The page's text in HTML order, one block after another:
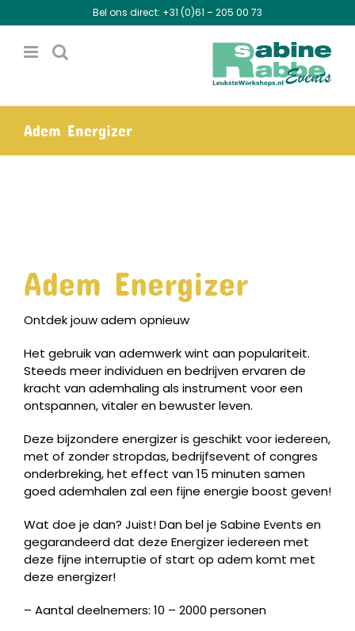
naar
inhoud
Bel ons direct: +31 (0)61 – 205 00 73
Adem Energizer
Adem Energizer
Ontdek jouw adem opnieuw
Het gebruik van ademwerk wint aan populariteit.
Steeds meer individuen en bedrijven ervaren de
kracht van ademhaling als instrument voor een
ontspannen, vitaler en bewuster leven.
Deze bijzondere energizer is geschikt voor iedereen,
met of zonder stropdas, bedrijfsevent of congres
onderbreking, het effect van 15 minuten samen
goed ademhalen zal een fijne energie boost geven!
Wat doe je dan? Juist! Dan bel je Sabine Events en
gegarandeerd dat deze Energizer iedereen met
deze fijne interruptie of start op adem komt met
deze energizer!
– Aantal deelnemers: 10 – 2000 personen